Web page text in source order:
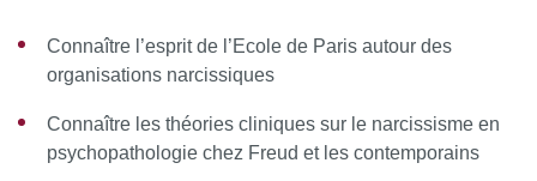
Connaître l’esprit de l’Ecole de Paris autour des
organisations narcissiques
Connaître les théories cliniques sur le narcissisme en
psychopathologie chez Freud et les contemporains